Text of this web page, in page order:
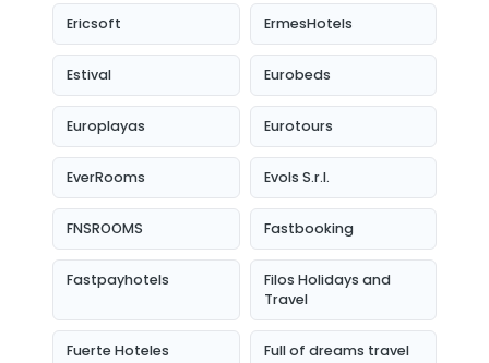
Ericsoft ErmesHotels
Estival Eurobeds
Europlayas Eurotours
EverRooms Evols S.r.l.
FNSROOMS Fastbooking
Fastpayhotels
Filos Holidays and
Travel
Fuerte Hoteles Full of dreams travel